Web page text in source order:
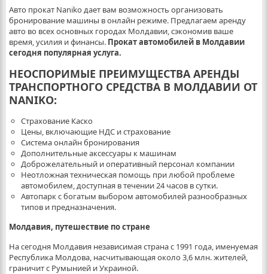
Авто прокат Naniko дает вам возможность организовать
бронирование машины в онлайн режиме. Предлагаем аренду
авто во всех основных городах Молдавии, сэкономив ваше
время, усилия и финансы. Прокат автомобилей в Молдавии
сегодня популярная услуга.
НЕОСПОРИМЫЕ ПРЕИМУЩЕСТВА АРЕНДЫ
ТРАНСПОРТНОГО СРЕДСТВА В МОЛДАВИИ ОТ
NANIKO:
Страхование Каско
Цены, включающие НДС и страхование
Система онлайн бронирования
Дополнительные аксессуары к машинам
Доброжелательный и оперативный персонал компании
Неотложная техническая помощь при любой проблеме
автомобилем, доступная в течении 24 часов в сутки.
Автопарк с богатым выбором автомобилей разнообразных
типов и предназначения.
Молдавия, путешествие по стране
На сегодня Молдавия независимая страна с 1991 года, именуемая
Республика Молдова, насчитывающая около 3,6 млн. жителей,
граничит с Румынией и Украиной.